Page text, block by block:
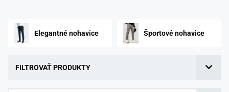
Elegantné nohavice Športové nohavice
FILTROVAŤ PRODUKTY